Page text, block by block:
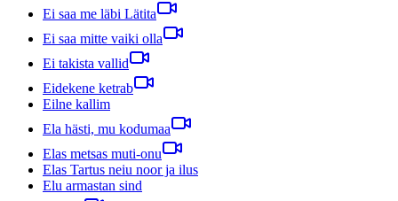
Ei saa me läbi Lätita
Ei saa mitte vaiki olla
Ei takista vallid
Eidekene ketrab
Eilne kallim
Ela hästi, mu kodumaa
Elas metsas muti-onu
Elas Tartus neiu noor ja ilus
Elu armastan sind